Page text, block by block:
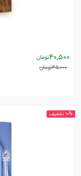
40,500تومان
45,000تومان
10% تخفیف